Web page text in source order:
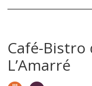
Café-Bistro
L’Amarré